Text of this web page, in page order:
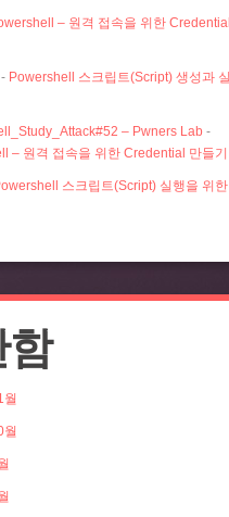
– 원격 접속을 위한 Credential
- Powershell 스크립트(Script) 생성과 실
– Pwners Lab -
– 원격 접속을 위한 Credential 만들기
스크립트(Script) 실행을 위한